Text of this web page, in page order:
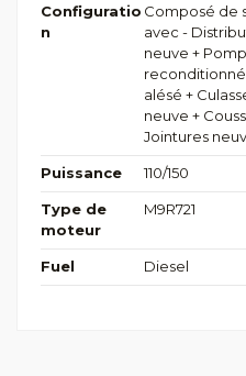
Configuratio
n
Composé de
avec -
neuve +
alésé +
neuve +
Jointures
Puissance 110/150
Type de
moteur
M9R721
Fuel Diesel